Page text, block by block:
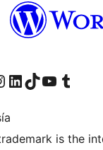
Threads
página de Facebook
nuestra cuenta de Instagram
Visita nuestra cuenta de LinkedIn
Visita nuestra cuenta de TikTok
Visita nuestro canal de YouTube
Visita nuestra cuenta de Tumblr
is the